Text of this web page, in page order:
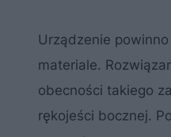
Urządzenie
materiale.
obecności takiego
rękojeści bocznej.